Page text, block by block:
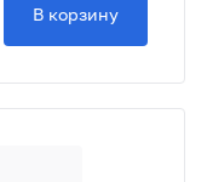
В корзину